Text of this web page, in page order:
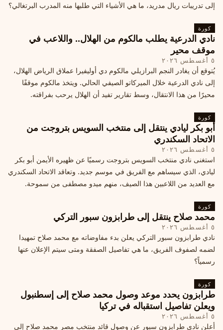
إلى تدريبات ريال مدريد، ما هي الأشياء التي طلبها منه المدرب البرتغالي؟
كورة
نادي الدرعية يطلب مالكوم من الهلال.. واللاعب في
موقف محير
٥ أغسطس ٢٠٢٦
يُتوقع أن يغادر النجم البرازيلي مالكوم دي أوليفيرا عملاق الرياض الهلال،
إلى نادي الدرعية خلال الميركاتو الصيفي الحالي. ويتخذ مالكوم موقفًا
محيرًا من هذا الانتقال، وسط تقارير تفيد أن الهلال يرحب بفراقته.
كورة
أبو بكر ليادي ينتقل إلى منتخب السويس بتروجت من
الاتحاد السكندري
٥ أغسطس ٢٠٢٦
استغنى نادي منتخب السويس بتروجت رسميًا عن ظهيره الأيمن أبو بكر
ليادي، الذي سيساهم مع الفريق في موسم جديد. وتعاقد الاتحاد السكندري
مع العديد من اللاعبين هذا الصيف، منهم ميدو مصطفى من سموحة.
كورة
محمد صلاح ينتقل إلى طرابزون سبور التركي
٥ أغسطس ٢٠٢٦
نادي طرابزون سبور التركي يعلن بدء مفاوضاته مع محمد صلاح تمهيدا
لضمه لصفوف الفريق، ما هي تفاصيل الصفقة ومتى سيتم الإعلان عنها
رسمياً؟
كورة
طرابزون يحدد موعد وصول محمد صلاح إلى إسطنبول
ويعلن تفاصيل استقباله في تركيا
٥ أغسطس ٢٠٢٦
أعلن نادي طرابزون سبور عن وصول قائد منتخب مصر محمد صلاح إلى